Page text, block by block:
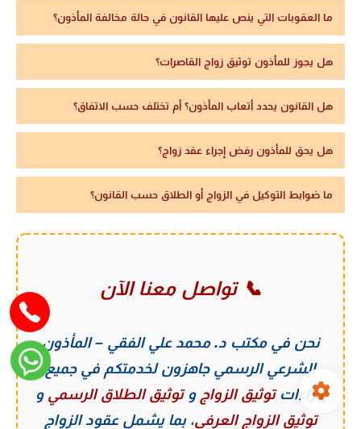
ما العقوبات التي ينص عليها القانون في حالة مخالفة المأذون؟
هل يجوز للمأذون توثيق زواج القاصرات؟
هل القانون يحدد أتعاب المأذون؟ أم تختلف حسب الاتفاق؟
هل يحق للمأذون رفض إجراء عقد زواج؟
ما ضوابط التوكيل في الزواج أو الطلاق حسب القانون؟
📞 تواصل معنا الآن
نحن فيمكتب د. محمد علي الفقي – المأذون
الشرعي الرسمي جاهزون لخدمتكم في جميع
إجراءاتتوثيق الزواج وتوثيق الطلاق الرسمي و
توثيق الزواج العرفي، بما يشمل عقود الزواج